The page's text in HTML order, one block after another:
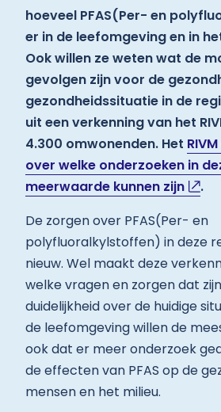
hoeveel PFAS(Per- en
er in de leefomgeving en in
Ook willen ze weten wat de
gevolgen zijn voor de
gezondheidssituatie in de
uit een verkenning van het
4.300 omwonenden. Het
over welke onderzoeken in
meerwaarde kunnen zijn
.
De zorgen over PFAS(Per- en
polyfluoralkylstoffen) in deze
nieuw. Wel maakt deze
welke vragen en zorgen dat
duidelijkheid over de huidige
de leefomgeving willen de
ook dat er meer onderzoek
de effecten van PFAS op de
mensen en het milieu.